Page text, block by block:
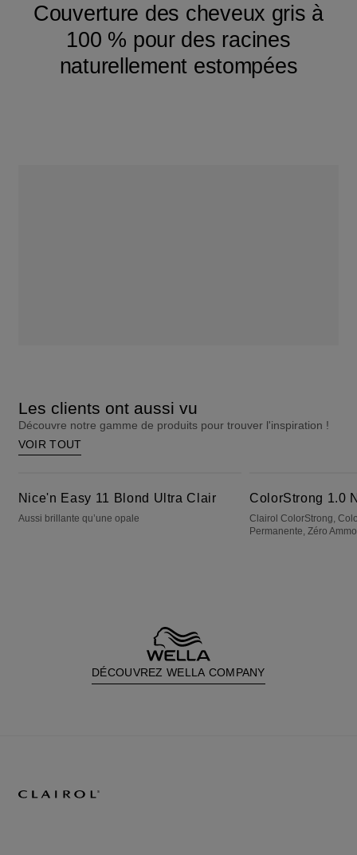
Couverture des cheveux gris à
100 % pour des racines
naturellement estompées
Les clients ont aussi vu
Découvre notre gamme de produits pour trouver l'inspiration !
VOIR TOUT
Nice'n Easy 11 Blond Ultra Clair
Aussi brillante qu’une opale
ColorStrong 1.0
Clairol ColorStrong,
Permanente, Zéro
DÉCOUVREZ WELLA COMPANY